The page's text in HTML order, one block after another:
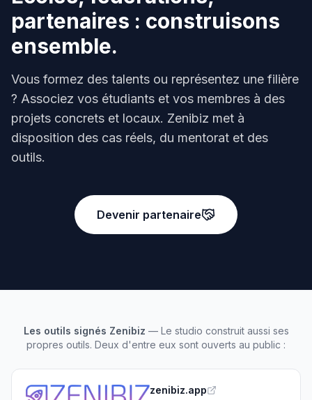
partenaires : construisons
ensemble.
Vous formez des talents ou représentez une filière
? Associez vos étudiants et vos membres à des
projets concrets et locaux. Zenibiz met à
disposition des cas réels, du mentorat et des
outils.
Devenir partenaire
Les outils signés Zenibiz — Le studio construit aussi ses
propres outils. Deux d'entre eux sont ouverts au public :
zenibiz.app